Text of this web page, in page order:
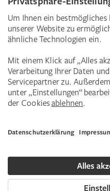
Das Städel
Spenden
Schenkungen & Nachlass
Corporate Events
Städelverein
Karriere
Datenschutz
HausordnungKontakt
Copyright © 2026 Städel